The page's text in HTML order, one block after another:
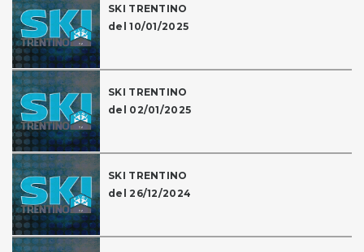
SKI TRENTINO
del 10/01/2025
SKI TRENTINO
del 02/01/2025
SKI TRENTINO
del 26/12/2024